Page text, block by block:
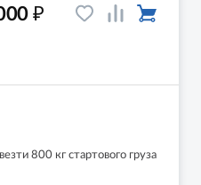
800 кг стартового груза
₽